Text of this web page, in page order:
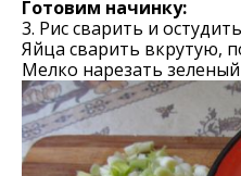
Готовим начинку:
3. Рис сварить и
Яйца сварить вкрутую,
Мелко нарезать зеленый